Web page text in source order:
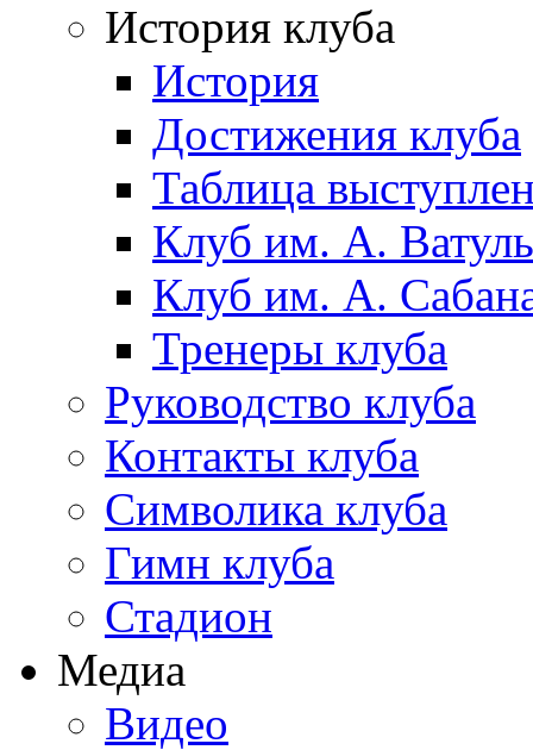
История клуба
История
Достижения клуба
Таблица
Клуб им. А.
Клуб им. А.
Тренеры клуба
Руководство клуба
Контакты клуба
Символика клуба
Гимн клуба
Стадион
Медиа
Видео